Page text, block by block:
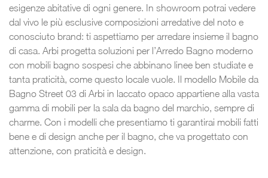
esigenze abitative di ogni genere. In showroom potrai vedere
dal vivo le più esclusive composizioni arredative del noto e
conosciuto brand: ti aspettiamo per arredare insieme il bagno
di casa. Arbi progetta soluzioni per l’Arredo Bagno moderno
con mobili bagno sospesi che abbinano linee ben studiate e
tanta praticità, come questo locale vuole. Il modello Mobile da
Bagno Street 03 di Arbi in laccato opaco appartiene alla vasta
gamma di mobili per la sala da bagno del marchio, sempre di
charme. Con i modelli che presentiamo ti garantirai mobili fatti
bene e di design anche per il bagno, che va progettato con
attenzione, con praticità e design.